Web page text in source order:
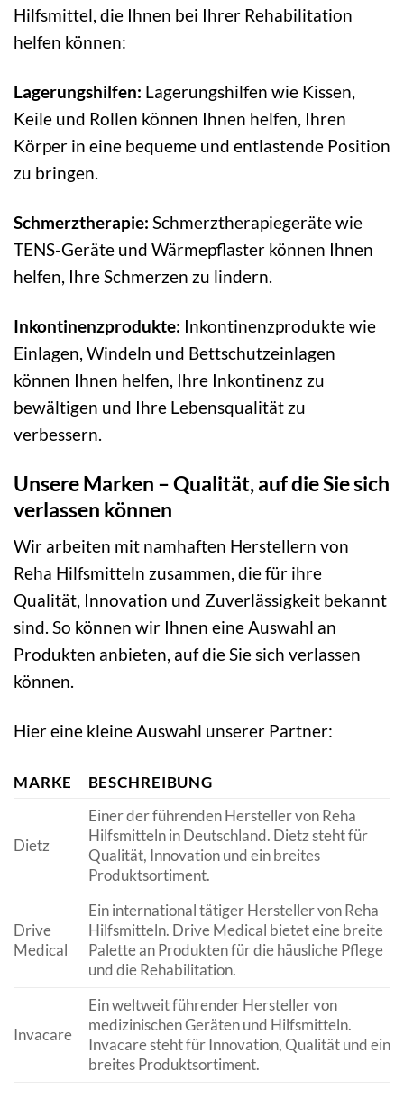
Hilfsmittel, die Ihnen bei Ihrer Rehabilitation
helfen können:
Lagerungshilfen: Lagerungshilfen wie Kissen,
Keile und Rollen können Ihnen helfen, Ihren
Körper in eine bequeme und entlastende Position
zu bringen.
Schmerztherapie: Schmerztherapiegeräte wie
TENS-Geräte und Wärmepflaster können Ihnen
helfen, Ihre Schmerzen zu lindern.
Inkontinenzprodukte: Inkontinenzprodukte wie
Einlagen, Windeln und Bettschutzeinlagen
können Ihnen helfen, Ihre Inkontinenz zu
bewältigen und Ihre Lebensqualität zu
verbessern.
Unsere Marken – Qualität, auf die Sie sich
verlassen können
Wir arbeiten mit namhaften Herstellern von
Reha Hilfsmitteln zusammen, die für ihre
Qualität, Innovation und Zuverlässigkeit bekannt
sind. So können wir Ihnen eine Auswahl an
Produkten anbieten, auf die Sie sich verlassen
können.
Hier eine kleine Auswahl unserer Partner:
MARKE BESCHREIBUNG
Dietz
Einer der führenden Hersteller von Reha
Hilfsmitteln in Deutschland. Dietz steht für
Qualität, Innovation und ein breites
Produktsortiment.
Drive
Medical
Ein international tätiger Hersteller von Reha
Hilfsmitteln. Drive Medical bietet eine breite
Palette an Produkten für die häusliche Pflege
und die Rehabilitation.
Invacare
Ein weltweit führender Hersteller von
medizinischen Geräten und Hilfsmitteln.
Invacare steht für Innovation, Qualität und ein
breites Produktsortiment.